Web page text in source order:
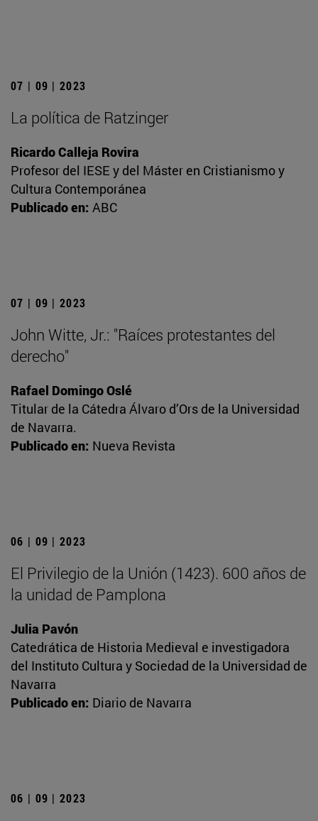
07 | 09 | 2023
La política de Ratzinger
Ricardo Calleja Rovira
Profesor del IESE y del Máster en Cristianismo y
Cultura Contemporánea
Publicado en: ABC
07 | 09 | 2023
John Witte, Jr.: "Raíces protestantes del
derecho"
Rafael Domingo Oslé
Titular de la Cátedra Álvaro d’Ors de la Universidad
de Navarra.
Publicado en: Nueva Revista
06 | 09 | 2023
El Privilegio de la Unión (1423). 600 años de
la unidad de Pamplona
Julia Pavón
Catedrática de Historia Medieval e investigadora
del Instituto Cultura y Sociedad de la Universidad de
Navarra
Publicado en: Diario de Navarra
06 | 09 | 2023